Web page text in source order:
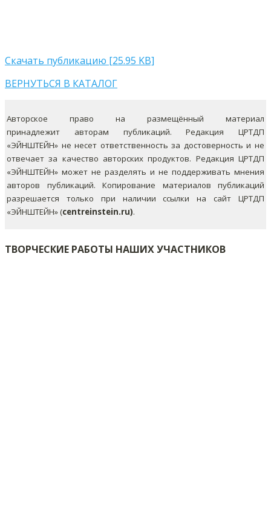
Скачать публикацию [25.95 KB]
ВЕРНУТЬСЯ В КАТАЛОГ
Авторское право на размещённый материал
принадлежит авторам публикаций. Редакция ЦРТДП
«ЭЙНШТЕЙН» не несет ответственность за достоверность и не
отвечает за качество авторских продуктов. Редакция ЦРТДП
«ЭЙНШТЕЙН» может не разделять и не поддерживать мнения
авторов публикаций. Копирование материалов публикаций
разрешается только при наличии ссылки на сайт ЦРТДП
«ЭЙНШТЕЙН» (centreinstein.ru).
ТВОРЧЕСКИЕ РАБОТЫ НАШИХ УЧАСТНИКОВ